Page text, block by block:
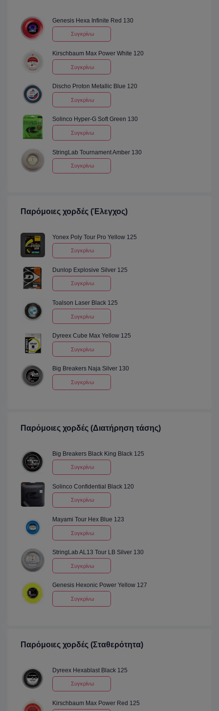
Genesis Hexa Infinite Red 130
Συγκρίνω
Kirschbaum Max Power White 120
Συγκρίνω
Discho Proton Metallic Blue 120
Συγκρίνω
Solinco Hyper-G Soft Green 130
Συγκρίνω
StringLab Tournament Amber 130
Συγκρίνω
Παρόμοιες χορδές (Έλεγχος)
Yonex Poly Tour Pro Yellow 125
Συγκρίνω
Dunlop Explosive Silver 125
Συγκρίνω
Toalson Laser Black 125
Συγκρίνω
Dyreex Cube Max Yellow 125
Συγκρίνω
Big Breakers Naja Silver 130
Συγκρίνω
Παρόμοιες χορδές (Διατήρηση τάσης)
Big Breakers Black King Black 125
Συγκρίνω
Solinco Confidential Black 120
Συγκρίνω
Mayami Tour Hex Blue 123
Συγκρίνω
StringLab AL13 Tour LB Silver 130
Συγκρίνω
Genesis Hexonic Power Yellow 127
Συγκρίνω
Παρόμοιες χορδές (Σταθερότητα)
Dyreex Hexablast Black 125
Συγκρίνω
Kirschbaum Max Power Red 125